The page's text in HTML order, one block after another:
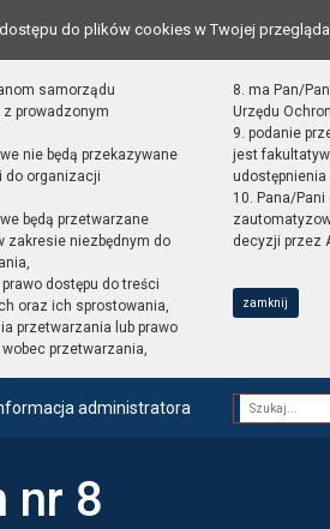
do plików cookies w Twojej
samorządu
prowadzonym
nie będą przekazywane
do organizacji
będą przetwarzane
zakresie niezbędnym do
dostępu do treści
oraz ich sprostowania,
przetwarzania lub prawo
przetwarzania,
8. ma Pan/
Urzędu
9. podanie
jest
10. Pana/Pani
decyzji przez
zamknij
administratora
Fraza
nr 8